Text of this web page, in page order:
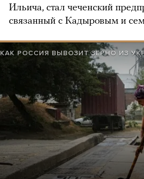
Ильича, стал чеченский
связанный с Кадыровым и
КАК РОССИЯ ВЫВОЗИТ ЗЕРНО ИЗ